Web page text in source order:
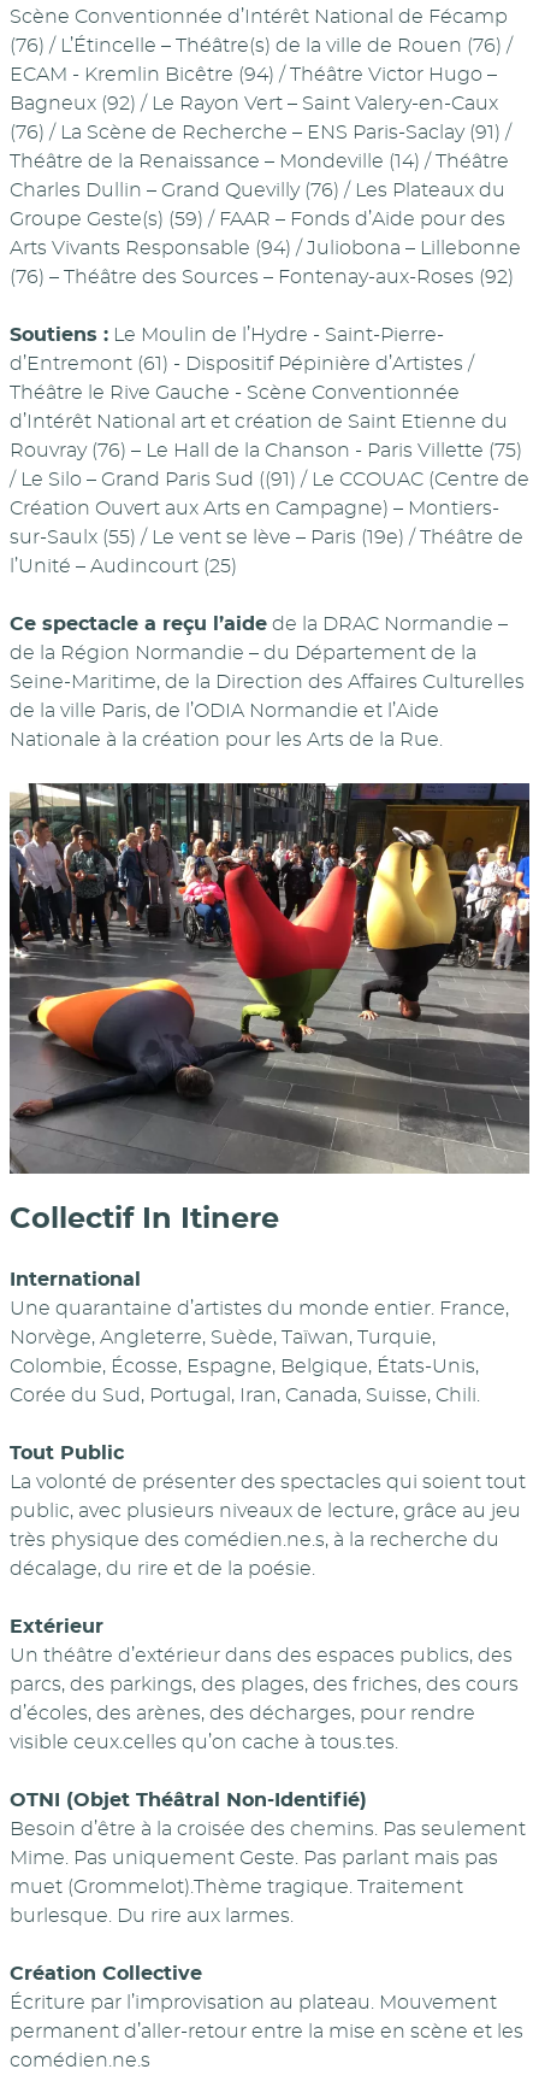
Scène Conventionnée d’Intérêt National de Fécamp
(76) / L’Étincelle – Théâtre(s) de la ville de Rouen (76) /
ECAM - Kremlin Bicêtre (94) / Théâtre Victor Hugo –
Bagneux (92) / Le Rayon Vert – Saint Valery-en-Caux
(76) / La Scène de Recherche – ENS Paris-Saclay (91) /
Théâtre de la Renaissance – Mondeville (14) / Théâtre
Charles Dullin – Grand Quevilly (76) / Les Plateaux du
Groupe Geste(s) (59) / FAAR – Fonds d’Aide pour des
Arts Vivants Responsable (94) / Juliobona – Lillebonne
(76) – Théâtre des Sources – Fontenay-aux-Roses (92)
Soutiens : Le Moulin de l’Hydre - Saint-Pierre-
d’Entremont (61) - Dispositif Pépinière d’Artistes /
Théâtre le Rive Gauche - Scène Conventionnée
d’Intérêt National art et création de Saint Etienne du
Rouvray (76) – Le Hall de la Chanson - Paris Villette (75)
/ Le Silo – Grand Paris Sud ((91) / Le CCOUAC (Centre de
Création Ouvert aux Arts en Campagne) – Montiers-
sur-Saulx (55) / Le vent se lève – Paris (19e) / Théâtre de
l’Unité – Audincourt (25)
Ce spectacle a reçu l’aide de la DRAC Normandie –
de la Région Normandie – du Département de la
Seine-Maritime, de la Direction des Affaires Culturelles
de la ville Paris, de l’ODIA Normandie et l’Aide
Nationale à la création pour les Arts de la Rue.
Collectif In Itinere
International
Une quarantaine d’artistes du monde entier. France,
Norvège, Angleterre, Suède, Taïwan, Turquie,
Colombie, Écosse, Espagne, Belgique, États-Unis,
Corée du Sud, Portugal, Iran, Canada, Suisse, Chili.
Tout Public
La volonté de présenter des spectacles qui soient tout
public, avec plusieurs niveaux de lecture, grâce au jeu
très physique des comédien.ne.s, à la recherche du
décalage, du rire et de la poésie.
Extérieur
Un théâtre d’extérieur dans des espaces publics, des
parcs, des parkings, des plages, des friches, des cours
d’écoles, des arènes, des décharges, pour rendre
visible ceux.celles qu’on cache à tous.tes.
OTNI (Objet Théâtral Non-Identifié)
Besoin d’être à la croisée des chemins. Pas seulement
Mime. Pas uniquement Geste. Pas parlant mais pas
muet (Grommelot).Thème tragique. Traitement
burlesque. Du rire aux larmes.
Création Collective
Écriture par l’improvisation au plateau. Mouvement
permanent d’aller-retour entre la mise en scène et les
comédien.ne.s